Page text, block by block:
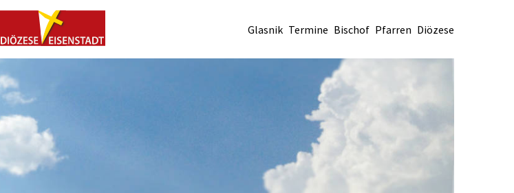
Glasnik Termine Bischof Pfarren Diözese